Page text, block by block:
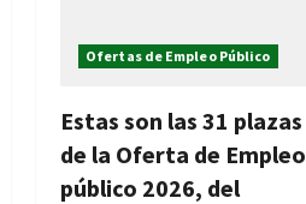
Ofertas de Empleo Público
Estas son las 31 plazas
de la Oferta de Empleo
público 2026, del